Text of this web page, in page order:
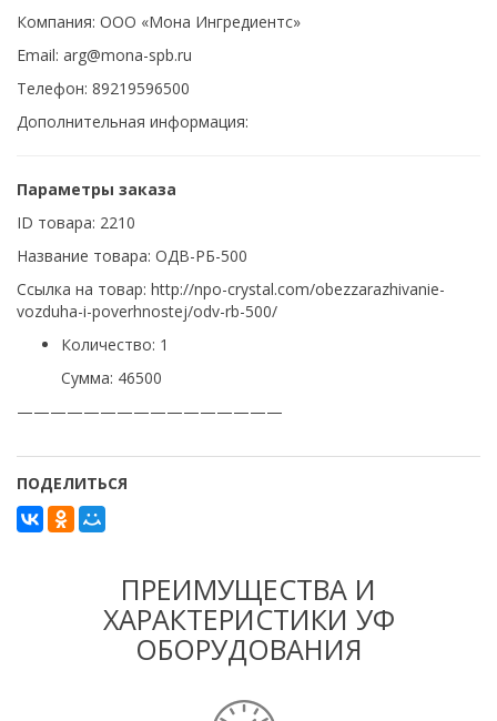
Компания: ООО «Мона Ингредиентс»
Email: arg@mona-spb.ru
Телефон: 89219596500
Дополнительная информация:
Параметры заказа
ID товара: 2210
Название товара: ОДВ-РБ-500
Ссылка на товар: http://npo-crystal.com/obezzarazhivanie-
vozduha-i-poverhnostej/odv-rb-500/
Количество: 1
Сумма: 46500
————————————————
ПОДЕЛИТЬСЯ
ПРЕИМУЩЕСТВА И
ХАРАКТЕРИСТИКИ УФ
ОБОРУДОВАНИЯ